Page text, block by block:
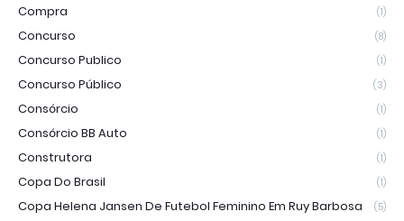
Compra (1)
Concurso (8)
Concurso Publico (1)
Concurso Público (3)
Consórcio (1)
Consórcio BB Auto (1)
Construtora (1)
Copa Do Brasil (1)
Copa Helena Jansen De Futebol Feminino Em Ruy Barbosa (5)